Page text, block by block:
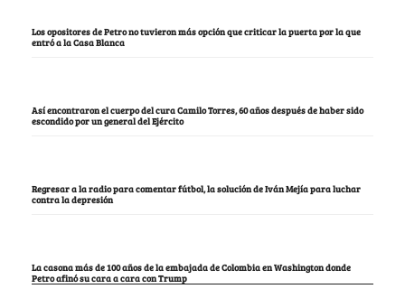
Los opositores de Petro no tuvieron más opción que criticar la puerta por la que
entró a la Casa Blanca
Así encontraron el cuerpo del cura Camilo Torres, 60 años después de haber sido
escondido por un general del Ejército
Regresar a la radio para comentar fútbol, la solución de Iván Mejía para luchar
contra la depresión
La casona más de 100 años de la embajada de Colombia en Washington donde
Petro afinó su cara a cara con Trump